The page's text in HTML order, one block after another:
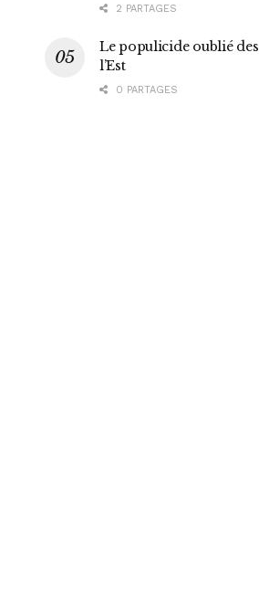
2 PARTAGES
Le populicide oublié
l’Est
0 PARTAGES